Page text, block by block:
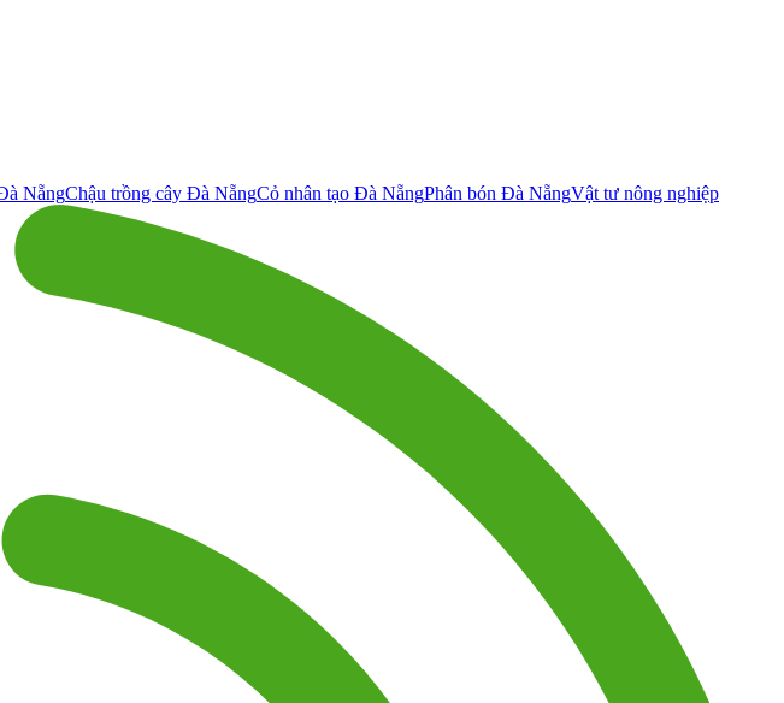
NẵngChậu trồng cây Đà NẵngCỏ nhân tạo Đà NẵngPhân bón Đà NẵngVật tư nông nghiệp